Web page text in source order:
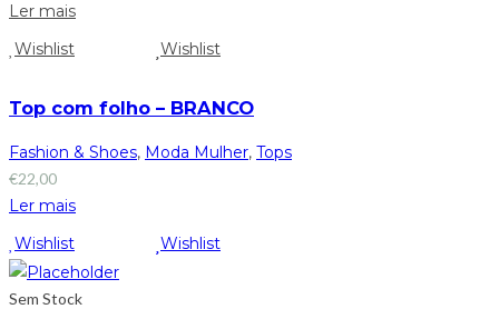
Ler mais
Wishlist
Wishlist
Top com folho – BRANCO
Fashion & Shoes, Moda Mulher, Tops
€22,00
Ler mais
Wishlist
Wishlist
Sem Stock